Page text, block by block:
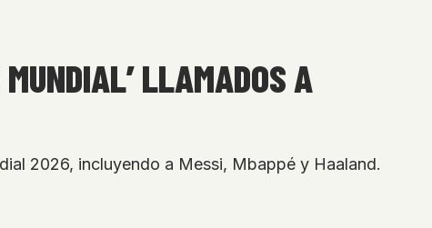
LLAMADOS A
2026, incluyendo a Messi, Mbappé y Haaland.